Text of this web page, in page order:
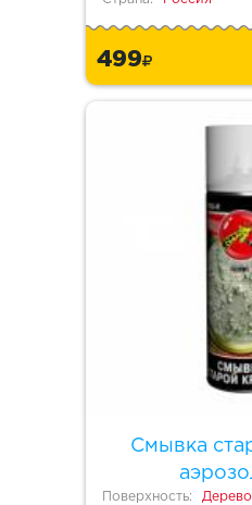
499
Смывка
Поверхность: